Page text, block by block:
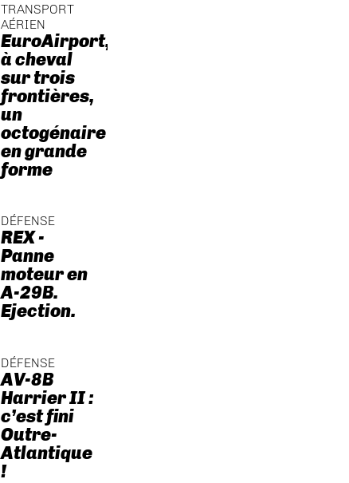
TRANSPORT
AÉRIEN
EuroAirport,
à cheval
sur trois
frontières,
un
octogénaire
en grande
forme
DÉFENSE
REX -
Panne
moteur en
A-29B.
Ejection.
DÉFENSE
AV-8B
Harrier II :
c’est fini
Outre-
Atlantique
!